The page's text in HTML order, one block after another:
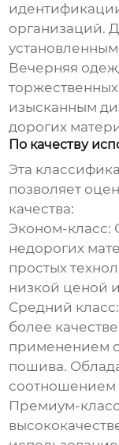
организаций.
Вечерняя
изысканным
дорогих
По качеству
Эта
позволяет
качества:
Эконом-класс:
недорогих
простых
низкой ценой
Средний класс:
более
применением
пошива.
соотношением
Премиум-